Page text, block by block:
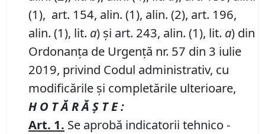
(1), art. 154, alin. (1), alin. (2), art. 196,
alin. (1), lit. a) și art. 243, alin. (1), lit. a) din
Ordonanța de Urgență nr. 57 din 3 iulie
2019, privind Codul administrativ, cu
modificările și completările ulterioare,
H O T Ă R Ă Ş T E :
Art. 1. Se aprobă indicatorii tehnico -